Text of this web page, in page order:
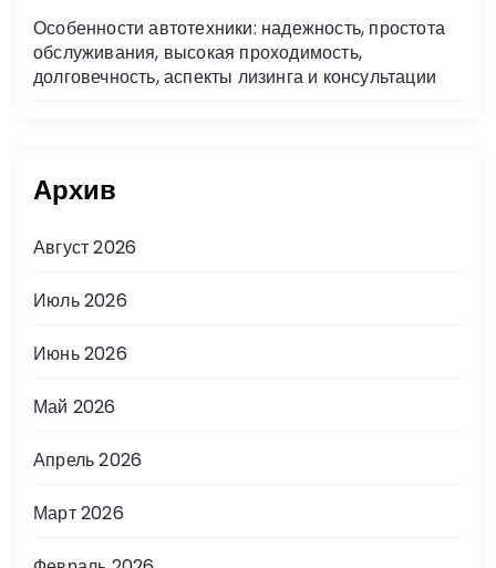
Особенности автотехники: надежность, простота
обслуживания, высокая проходимость,
долговечность, аспекты лизинга и консультации
Архив
Август 2026
Июль 2026
Июнь 2026
Май 2026
Апрель 2026
Март 2026